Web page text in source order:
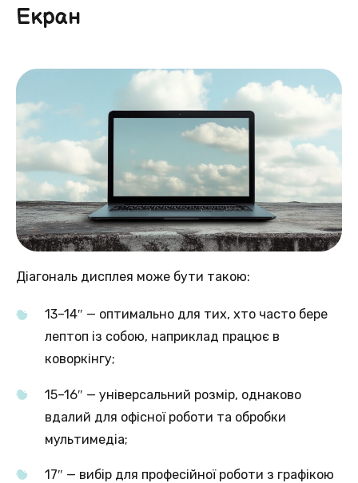
Екран
Діагональ дисплея може бути такою:
13–14″ — оптимально для тих, хто часто бере
лептоп із собою, наприклад працює в
коворкінгу;
15–16″ — універсальний розмір, однаково
вдалий для офісної роботи та обробки
мультимедіа;
17″ — вибір для професійної роботи з графікою